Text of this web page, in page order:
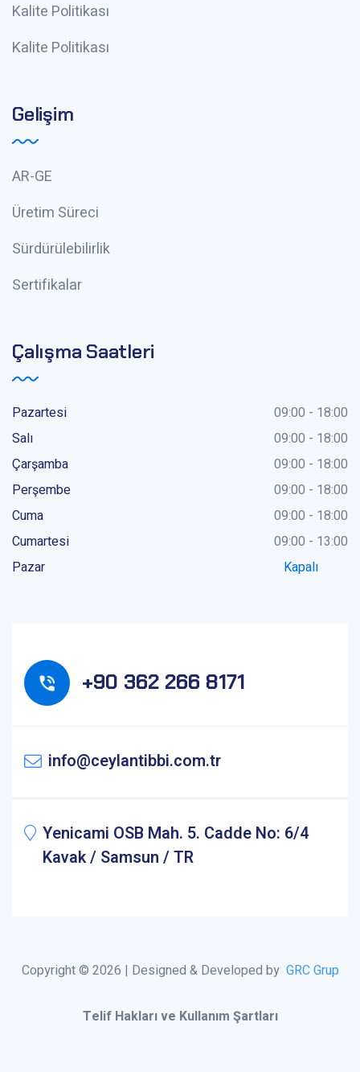
Kalite Politikası
Kalite Politikası
Gelişim
AR-GE
Üretim Süreci
Sürdürülebilirlik
Sertifikalar
Çalışma Saatleri
Pazartesi
09:00 - 18:00
Salı
09:00 - 18:00
Çarşamba
09:00 - 18:00
Perşembe
09:00 - 18:00
Cuma
09:00 - 18:00
Cumartesi
09:00 - 13:00
Pazar
Kapalı
+90 362 266 8171
info@ceylantibbi.com.tr
Yenicami OSB Mah. 5. Cadde No: 6/4
Kavak / Samsun / TR
Copyright © 2026 | Designed & Developed by GRC Grup
Telif Hakları ve Kullanım Şartları